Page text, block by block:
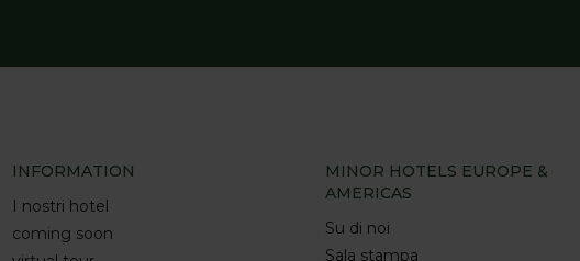
INFORMATION
I nostri hotel
coming soon
MINOR HOTELS EUROPE &
AMERICAS
Su di noi
Sala stampa